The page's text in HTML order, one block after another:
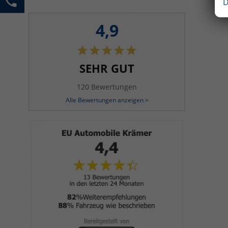
4,9
SEHR GUT
120 Bewertungen
Alle Bewertungen anzeigen >